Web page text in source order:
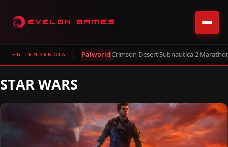
EN TENDENCIA PalworldCrimson DesertSubnautica 2
STAR WARS